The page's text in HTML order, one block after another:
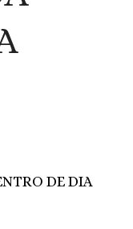
DE DIA